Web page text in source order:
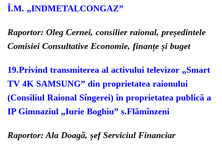
Î.M. „INDMETALCONGAZ”
Raportor: Oleg Cernei, consilier raional, președintele
Comisiei Consultative Economie, finanțe și buget
19.Privind transmiterea al activului televizor „Smart
TV 4K SAMSUNG” din proprietatea raionului
(Consiliul Raional Sîngerei) în proprietatea publică a
IP Gimnaziul „Iurie Boghiu” s.Flămînzeni
Raportor: Ala Doagă, șef Serviciul Financiar